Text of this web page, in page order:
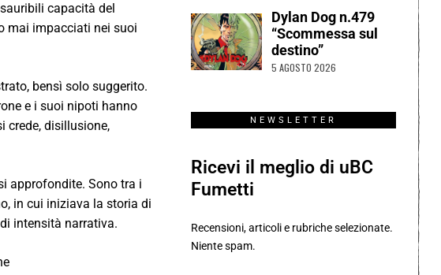
capacità del
mai impacciati nei suoi
bensì solo suggerito.
e i suoi nipoti hanno
crede, disillusione,
approfondite. Sono tra i
in cui iniziava la storia di
intensità narrativa.
Dylan Dog n.479
“Scommessa sul
destino”
5 AGOSTO 2026
NEWSLETTER
Ricevi il meglio di uBC
Fumetti
Recensioni, articoli e rubriche selezionate.
Niente spam.